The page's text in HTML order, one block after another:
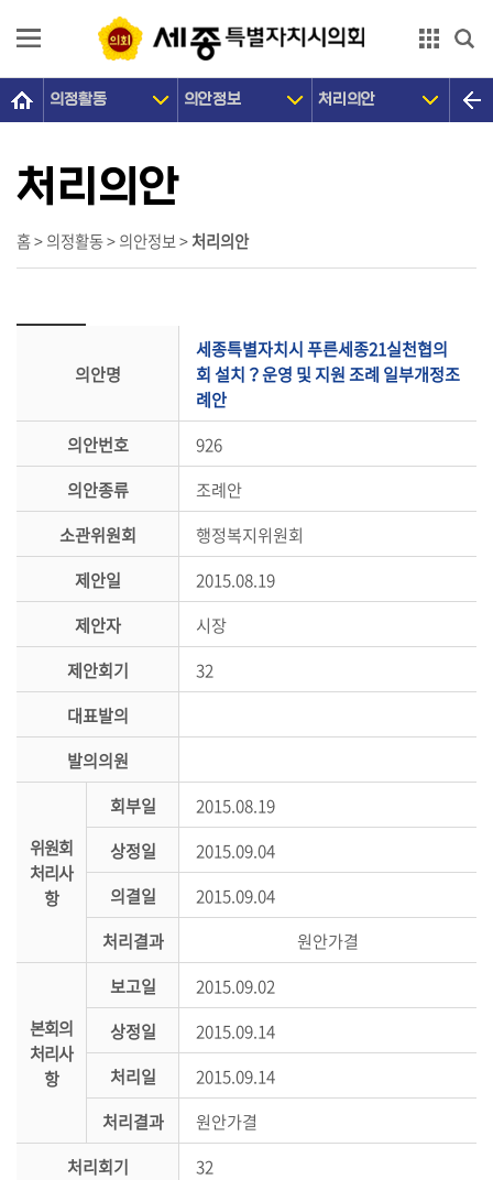
의
개
의
원
장
활
시
참
마
록
보
의정활동 의안정보 처리의안
홈 > 의정활동 > 의안정보 >처리의안
처리의안
의안명
세종특별자치시 푸른세종21실천협의
회 설치？운영 및 지원 조례 일부개정조
례안
의안번호
926
의안종류
조례안
소관위원회
행정복지위원회
제안일
2015.08.19
제안자
시장
제안회기
32
대표발의
발의의원
위원회
처리사
항
회부일
2015.08.19
상정일
2015.09.04
의결일
2015.09.04
처리결과
원안가결
본회의
처리사
항
보고일
2015.09.02
상정일
2015.09.14
처리일
2015.09.14
처리결과
원안가결
처리회기
32